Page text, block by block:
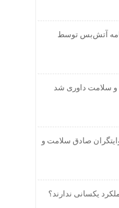
آتش‌بس توسط
و سلامت داوری شد
صادق سلامت و
یکسانی ندارند؟